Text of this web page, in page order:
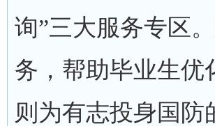
询”三大服务专区
务，帮助毕业生优
则为有志投身国